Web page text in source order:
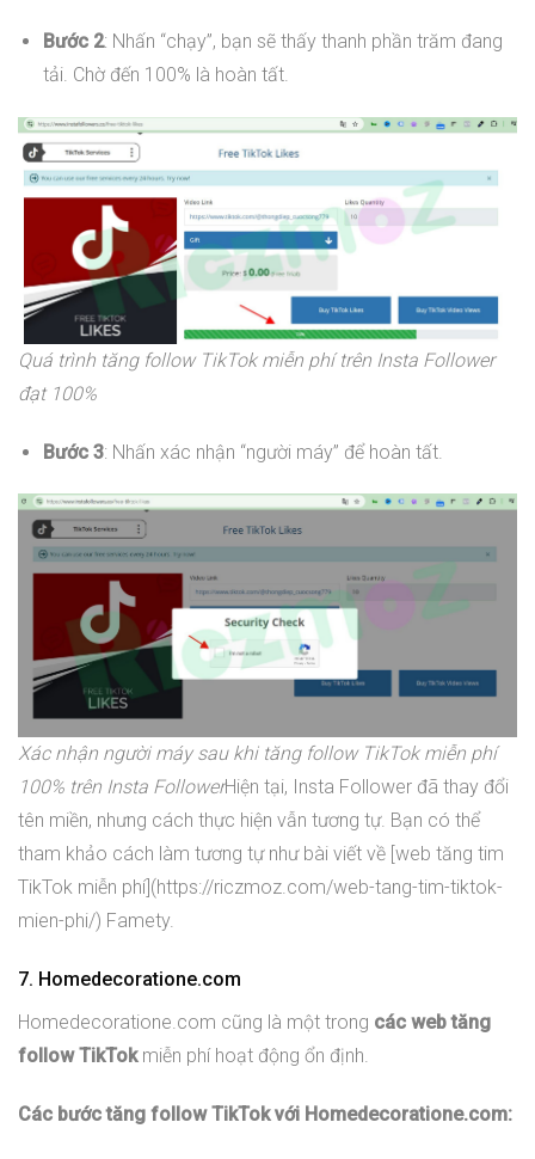
Bước 2: Nhấn “chạy”, bạn sẽ thấy thanh phần trăm đang
tải. Chờ đến 100% là hoàn tất.
Quá trình tăng follow TikTok miễn phí trên Insta Follower
đạt 100%
Bước 3: Nhấn xác nhận “người máy” để hoàn tất.
Xác nhận người máy sau khi tăng follow TikTok miễn phí
100% trên Insta FollowerHiện tại, Insta Follower đã thay đổi
tên miền, nhưng cách thực hiện vẫn tương tự. Bạn có thể
tham khảo cách làm tương tự như bài viết về [web tăng tim
TikTok miễn phí](https://riczmoz.com/web-tang-tim-tiktok-
mien-phi/) Famety.
7. Homedecoratione.com
Homedecoratione.com cũng là một trong các web tăng
follow TikTokmiễn phí hoạt động ổn định.
Các bước tăng follow TikTok với Homedecoratione.com: